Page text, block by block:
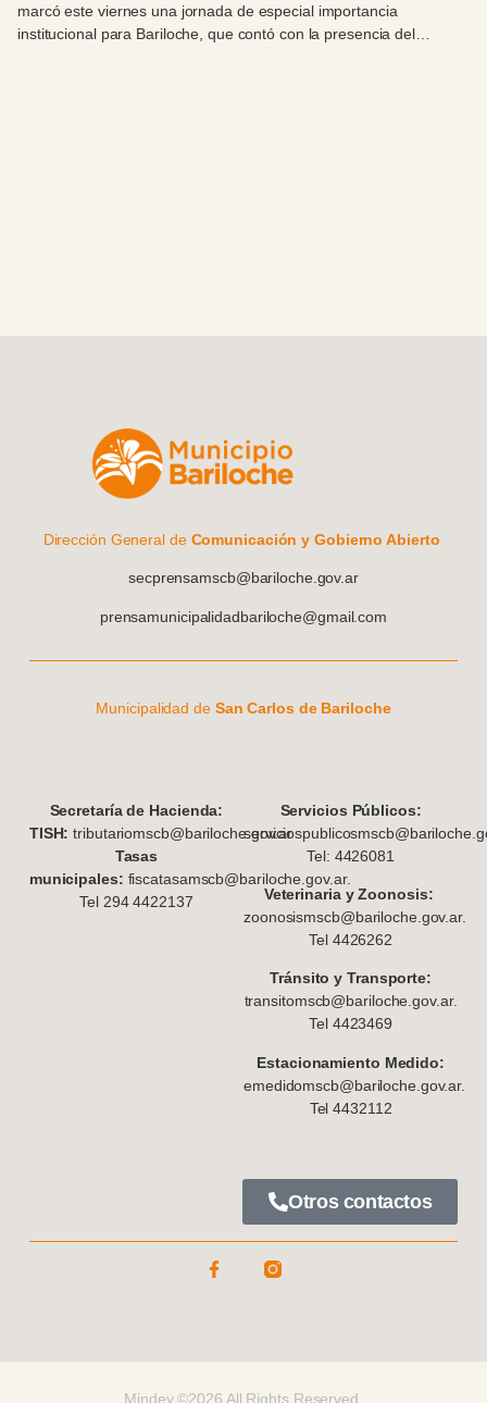
marcó este viernes una jornada de especial importancia
institucional para Bariloche, que contó con la presencia del
Dirección General de Comunicación y Gobierno Abierto
secprensamscb@bariloche.gov.ar
prensamunicipalidadbariloche@gmail.com
Municipalidad deSan Carlos de Bariloche
Secretaría de Hacienda:
TISH: tributariomscb@bariloche.gov.ar
Tasas
municipales: fiscatasamscb@bariloche.gov.ar.
Tel 294 4422137
Servicios Públicos:
Tel: 4426081
Veterinaria y Zoonosis:
zoonosismscb@bariloche.gov.ar.
Tel 4426262
Tránsito y Transporte:
transitomscb@bariloche.gov.ar.
Tel 4423469
Estacionamiento Medido:
emedidomscb@bariloche.gov.ar.
Tel 4432112
Otros contactos
Mindey ©2026 All Rights Reserved.